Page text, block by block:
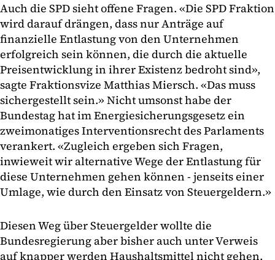
Auch die SPD sieht offene Fragen. «Die SPD Fraktion
wird darauf drängen, dass nur Anträge auf
finanzielle Entlastung von den Unternehmen
erfolgreich sein können, die durch die aktuelle
Preisentwicklung in ihrer Existenz bedroht sind»,
sagte Fraktionsvize Matthias Miersch. «Das muss
sichergestellt sein.» Nicht umsonst habe der
Bundestag hat im Energiesicherungsgesetz ein
zweimonatiges Interventionsrecht des Parlaments
verankert. «Zugleich ergeben sich Fragen,
inwieweit wir alternative Wege der Entlastung für
diese Unternehmen gehen können - jenseits einer
Umlage, wie durch den Einsatz von Steuergeldern.»
Diesen Weg über Steuergelder wollte die
Bundesregierung aber bisher auch unter Verweis
auf knapper werden Haushaltsmittel nicht gehen.